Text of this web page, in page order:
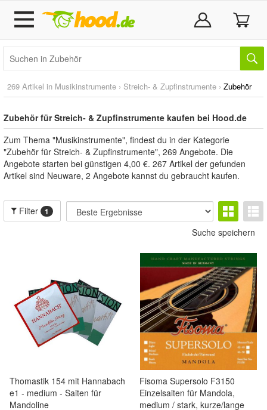
269 Artikel in Musikinstrumente › Streich- & Zupfinstrumente › Zubehör
Zubehör für Streich- & Zupfinstrumente kaufen bei Hood.de
Zum Thema "Musikinstrumente", findest du in der Kategorie
"Zubehör für Streich- & Zupfinstrumente", 269 Angebote. Die
Angebote starten bei günstigen 4,00 €. 267 Artikel der gefunden
Artikel sind Neuware, 2 Angebote kannst du gebraucht kaufen.
Filter 1
Suche speichern
Thomastik 154 mit Hannabach
e1 - medium - Saiten für
Mandoline
Fisoma Supersolo F3150
Einzelsaiten für Mandola,
medium / stark, kurze/lange